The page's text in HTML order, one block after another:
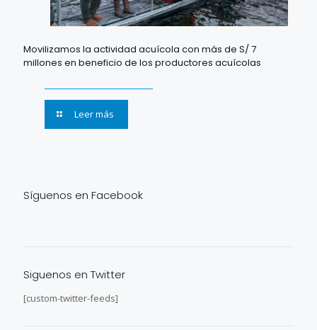
Movilizamos la actividad acuícola con más de S/ 7
millones en beneficio de los productores acuícolas
Leer más
Síguenos en Facebook
Siguenos en Twitter
[custom-twitter-feeds]